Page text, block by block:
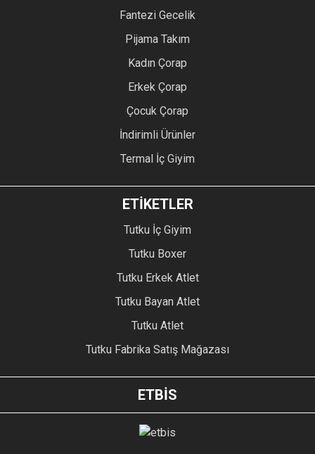
Fantezi Gecelik
Pijama Takım
Kadın Çorap
Erkek Çorap
Çocuk Çorap
İndirimli Ürünler
Termal İç Giyim
ETİKETLER
Tutku İç Giyim
Tutku Boxer
Tutku Erkek Atlet
Tutku Bayan Atlet
Tutku Atlet
Tutku Fabrika Satış Mağazası
ETBİS